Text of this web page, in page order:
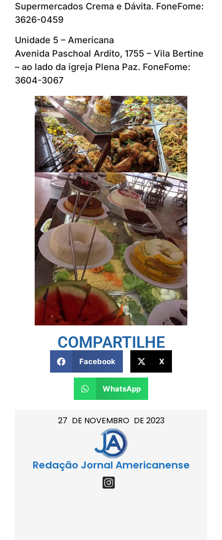
27 DE NOVEMBRO DE 2023
Redação Jornal Americanense
Supermercados Crema e Dávita. FoneFome:
3626-0459
Unidade 5 – Americana
Avenida Paschoal Ardito, 1755 – Vila Bertine
– ao lado da igreja Plena Paz. FoneFome:
3604-3067
COMPARTILHE
Facebook X
WhatsApp